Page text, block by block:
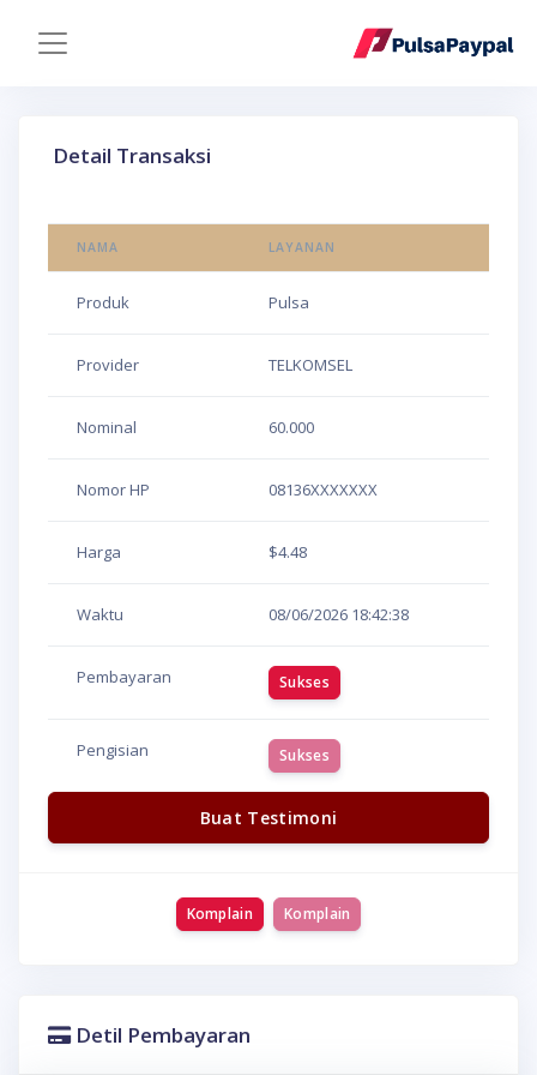
Detail Transaksi
NAMA LAYANAN
Produk Pulsa
Provider TELKOMSEL
Nominal 60.000
Nomor HP 08136XXXXXXX
Harga $4.48
Waktu 08/06/2026 18:42:38
Pembayaran Sukses
Pengisian Sukses
Buat Testimoni
Komplain Komplain
Detil Pembayaran